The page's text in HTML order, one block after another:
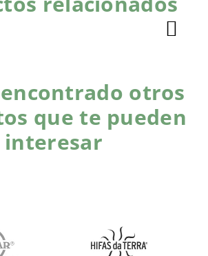
otros
que te pueden
interesar